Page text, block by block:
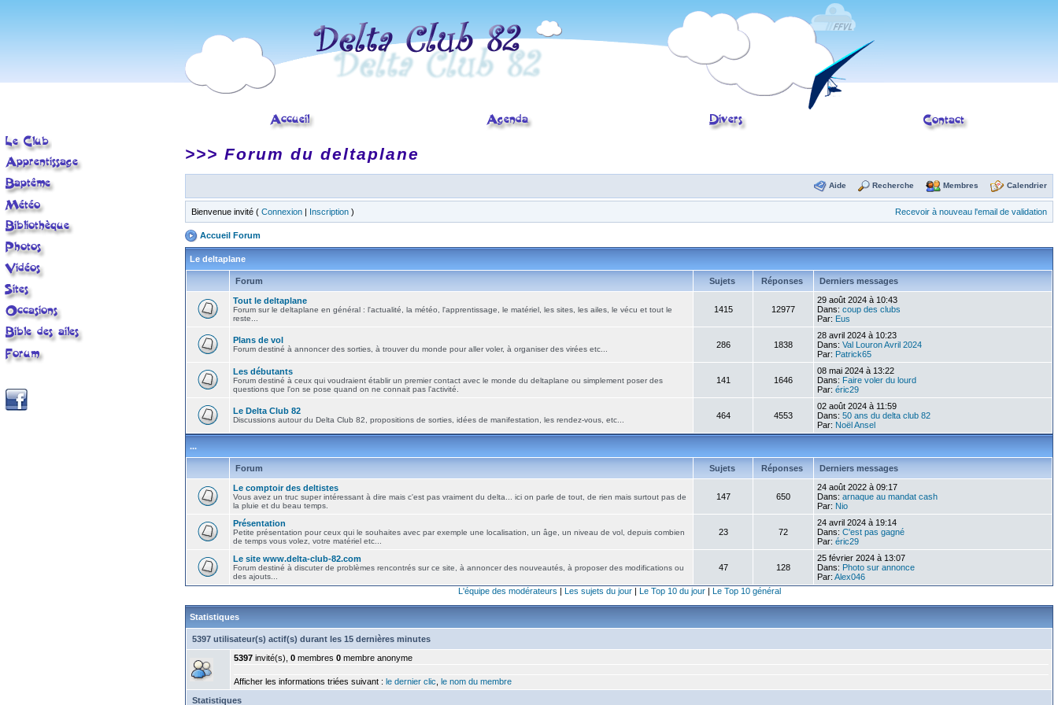
>>> Forum du deltaplane
Aide Recherche Membres Calendrier
Bienvenue invité ( Connexion | Inscription ) Recevoir à nouveau l'email de validation
Accueil Forum
Le deltaplane
Forum Sujets Réponses Derniers messages
Tout le deltaplane
Forum sur le deltaplane en général : l'actualité, la météo, l'apprentissage, le matériel, les sites, les ailes, le vécu et tout le
reste...
1415 12977
29 août 2024 à 10:43
Dans: coup des clubs
Par: Eus
Plans de vol
Forum destiné à annoncer des sorties, à trouver du monde pour aller voler, à organiser des virées etc... 286 1838
28 avril 2024 à 10:23
Dans: Val Louron Avril 2024
Par: Patrick65
Les débutants
Forum destiné à ceux qui voudraient établir un premier contact avec le monde du deltaplane ou simplement poser des
questions que l'on se pose quand on ne connait pas l'activité.
141 1646
08 mai 2024 à 13:22
Dans: Faire voler du lourd
Par: éric29
Le Delta Club 82
Discussions autour du Delta Club 82, propositions de sorties, idées de manifestation, les rendez-vous, etc... 464 4553
02 août 2024 à 11:59
Dans: 50 ans du delta club 82
Par: Noël Ansel
...
Forum Sujets Réponses Derniers messages
Le comptoir des deltistes
Vous avez un truc super intéressant à dire mais c'est pas vraiment du delta... ici on parle de tout, de rien mais surtout pas de
la pluie et du beau temps.
147 650
24 août 2022 à 09:17
Dans: arnaque au mandat cash
Par: Nio
Présentation
Petite présentation pour ceux qui le souhaites avec par exemple une localisation, un âge, un niveau de vol, depuis combien
de temps vous volez, votre matériel etc...
23 72
24 avril 2024 à 19:14
Dans: C'est pas gagné
Par: éric29
Le site www.delta-club-82.com
Forum destiné à discuter de problèmes rencontrés sur ce site, à annoncer des nouveautés, à proposer des modifications ou
des ajouts...
47 128
25 février 2024 à 13:07
Dans: Photo sur annonce
Par: Alex046
L'équipe des modérateurs | Les sujets du jour| Le Top 10 du jour| Le Top 10 général
Statistiques
5397 utilisateur(s) actif(s) durant les 15 dernières minutes
5397 invité(s), 0 membres 0 membre anonyme
Afficher les informations triées suivant : le dernier clic le nom du membre
Statistiques